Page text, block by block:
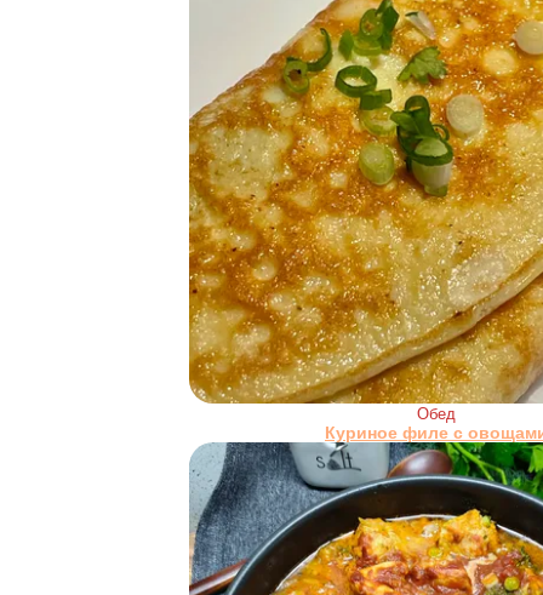
Обед
Куриное филе с